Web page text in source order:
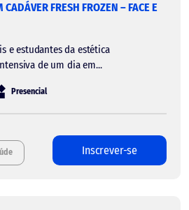
FRESH FROZEN – FACE E
e estudantes da estética
de um dia em...
Presencial
Inscrever-se